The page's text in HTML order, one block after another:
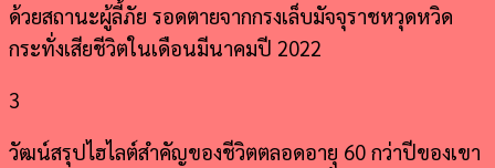
ด้วยสถานะผู้ลี้ภัย รอดตายจากกรงเล็บมัจจุราชหวุดหวิด
กระทั่งเสียชีวิตในเดือนมีนาคมปี 2022
3
วัฒน์สรุปไฮไลต์สำคัญของชีวิตตลอดอายุ 60 กว่าปีของเขา